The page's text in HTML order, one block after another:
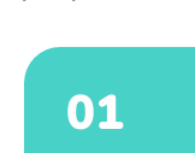
01